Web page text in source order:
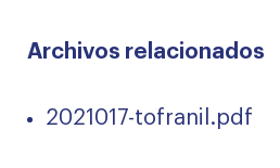
Archivos relacionados
2021017-tofranil.pdf